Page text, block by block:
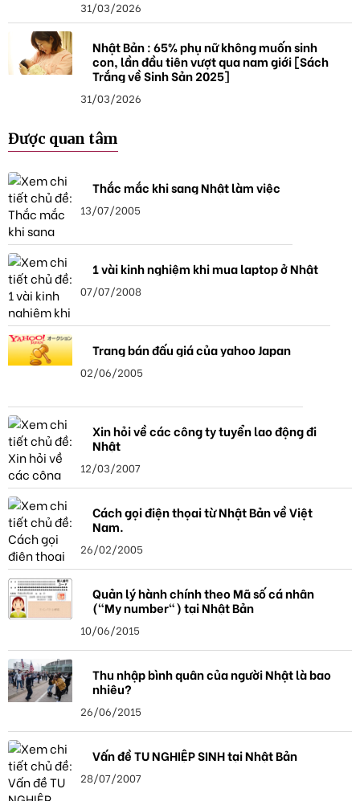
31/03/2026
Nhật Bản : 65% phụ nữ không muốn sinh
con, lần đầu tiên vượt qua nam giới [Sách
Trắng về Sinh Sản 2025]
31/03/2026
Được quan tâm
Thắc mắc khi sang Nhật làm việc
13/07/2005
1 vài kinh nghiệm khi mua laptop ở Nhật
07/07/2008
Trang bán đấu giá của yahoo Japan
02/06/2005
Xin hỏi về các công ty tuyển lao động đi
Nhật
12/03/2007
Cách gọi điện thọai từ Nhật Bản về Việt
Nam.
26/02/2005
Quản lý hành chính theo Mã số cá nhân
("My number") tại Nhật Bản
10/06/2015
Thu nhập bình quân của người Nhật là bao
nhiêu?
26/06/2015
Vấn đề TU NGHIỆP SINH tại Nhật Bản
28/07/2007